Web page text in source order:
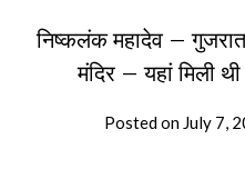
निष्कलंक महादेव –
मंदिर – यहां मिली
Posted on July 7,